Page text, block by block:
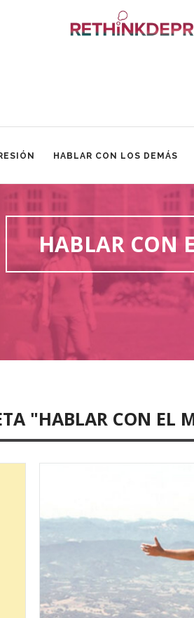
HABLAR CON LOS DEMÁS
HABLAR CON
"HABLAR CON EL